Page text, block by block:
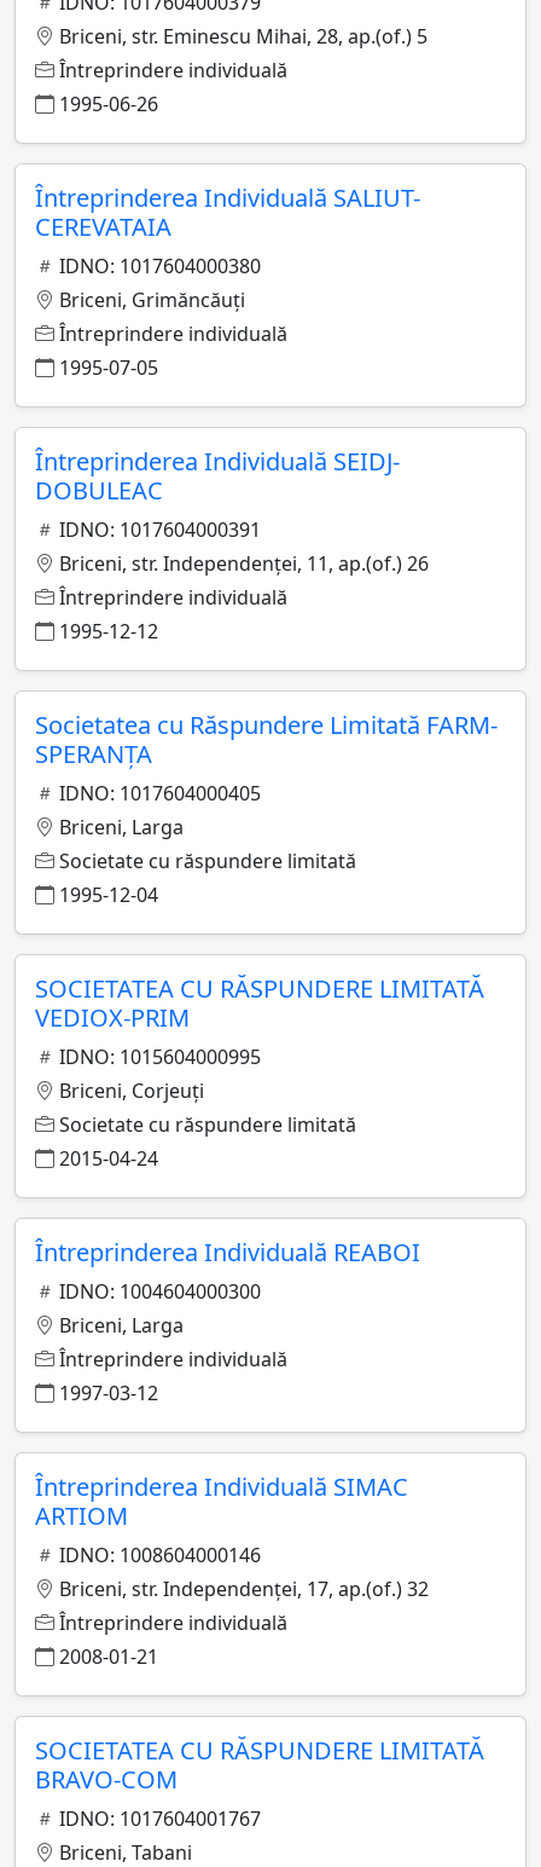
Briceni, str. Eminescu Mihai, 28, ap.(of.) 5
Întreprindere individuală
1995-06-26
Întreprinderea Individuală SALIUT-
CEREVATAIA
IDNO: 1017604000380
Briceni, Grimăncăuţi
Întreprindere individuală
1995-07-05
Întreprinderea Individuală SEIDJ-
DOBULEAC
IDNO: 1017604000391
Briceni, str. Independenţei, 11, ap.(of.) 26
Întreprindere individuală
1995-12-12
Societatea cu Răspundere Limitată FARM-
SPERANŢA
IDNO: 1017604000405
Briceni, Larga
Societate cu răspundere limitată
1995-12-04
SOCIETATEA CU RĂSPUNDERE LIMITATĂ
VEDIOX-PRIM
IDNO: 1015604000995
Briceni, Corjeuţi
Societate cu răspundere limitată
2015-04-24
Întreprinderea Individuală REABOI
IDNO: 1004604000300
Briceni, Larga
Întreprindere individuală
1997-03-12
Întreprinderea Individuală SIMAC
ARTIOM
IDNO: 1008604000146
Briceni, str. Independenţei, 17, ap.(of.) 32
Întreprindere individuală
2008-01-21
SOCIETATEA CU RĂSPUNDERE LIMITATĂ
BRAVO-COM
IDNO: 1017604001767
Briceni, Tabani